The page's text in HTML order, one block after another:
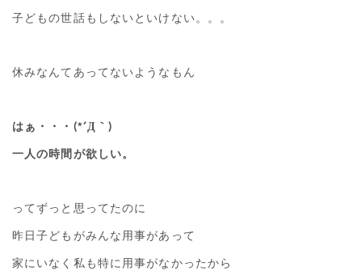
子どもの世話もしないといけない。。。
休みなんてあってないようなもん
はぁ・・・(*´Д｀)
一人の時間が欲しい。
ってずっと思ってたのに
昨日子どもがみんな用事があって
家にいなく私も特に用事がなかったから